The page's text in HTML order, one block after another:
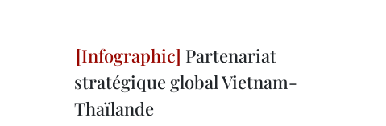
Partenariat
stratégique global Vietnam-
Thaïlande